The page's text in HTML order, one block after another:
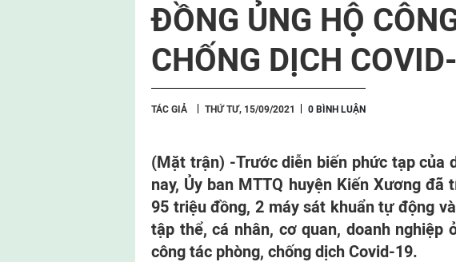
ĐỒNG ỦNG HỘ
CHỐNG DỊCH
TÁC GIẢ THỨ TƯ, 15/09/2021 0 BÌNH LUẬN
(Mặt trận) -Trước diễn biến phức tạp của
nay, Ủy ban MTTQ huyện Kiến Xương
95 triệu đồng, 2 máy sát khuẩn tự động
tập thể, cá nhân, cơ quan, doanh nghiệp
công tác phòng, chống dịch Covid-19.